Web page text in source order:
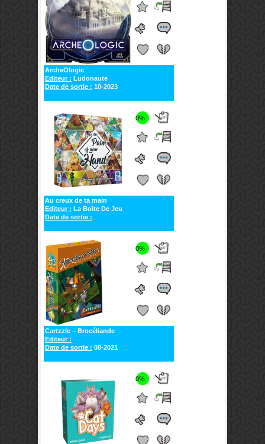
ArcheOlogic
Editeur : Ludonaute
Date de sortie : 10-2023
0%
Au creux de ta main
Editeur : La Boite De Jeu
Date de sortie :
0%
Cartzzle – Brocéliande
Editeur :
Date de sortie : 08-2021
0%